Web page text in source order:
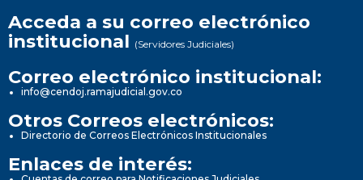
Acceda a su correo electrónico
institucional (Servidores Judiciales)
Correo electrónico institucional:
info@cendoj.ramajudicial.gov.co
Otros Correos electrónicos:
Directorio de Correos Electrónicos Institucionales
Enlaces de interés: